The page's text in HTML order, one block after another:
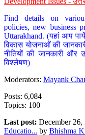
Find details on
policies, new business
Uttarakhand. (यहां आप
विकास योजनाओं की
नीतियों की जानकारी और
विश्लेषण)
Moderators: Mayank
Posts: 6,084
Topics: 100
Last post: December
Educatio... by Bhishma